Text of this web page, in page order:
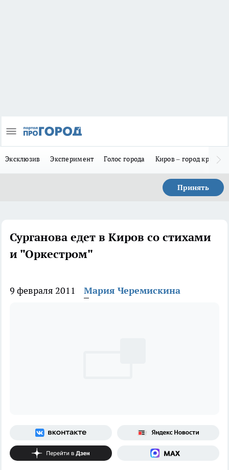
Эксклюзив Эксперимент Голос города Киров – город
Принять
Сурганова едет в Киров со стихами
и "Оркестром"
9 февраля 2011 Мария Черемискина